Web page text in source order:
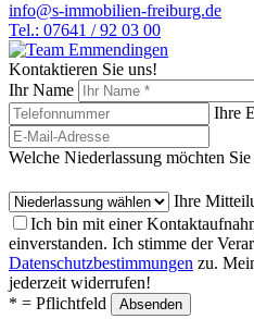
info@s-immobilien-freiburg.de
Tel.: 07641 / 92 03 00
Kontaktieren Sie uns!
Ihr Name
Ihre
Welche Niederlassung möchten
Ihre
Ich bin mit einer
einverstanden. Ich stimme der
Datenschutzbestimmungen zu.
jederzeit widerrufen!
* = Pflichtfeld